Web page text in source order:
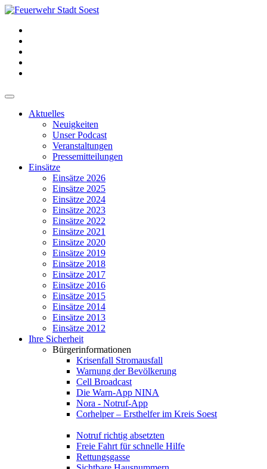
Aktuelles
Neuigkeiten
Unser Podcast
Veranstaltungen
Pressemitteilungen
Einsätze
Einsätze 2026
Einsätze 2025
Einsätze 2024
Einsätze 2023
Einsätze 2022
Einsätze 2021
Einsätze 2020
Einsätze 2019
Einsätze 2018
Einsätze 2017
Einsätze 2016
Einsätze 2015
Einsätze 2014
Einsätze 2013
Einsätze 2012
Ihre Sicherheit
Bürgerinformationen
Krisenfall Stromausfall
Warnung der Bevölkerung
Cell Broadcast
Die Warn-App NINA
Nora - Notruf-App
Corhelper – Ersthelfer im Kreis Soest
Notruf richtig absetzten
Freie Fahrt für schnelle Hilfe
Rettungsgasse